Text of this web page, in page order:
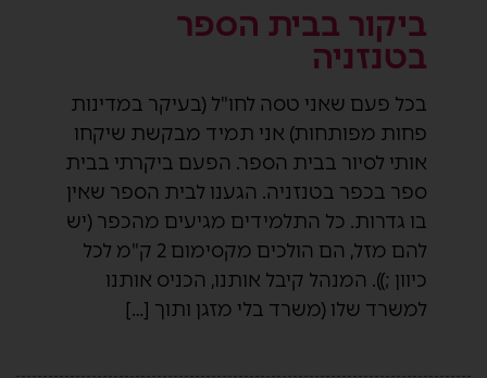
ביקור בבית הספר
בטנזניה
בכל פעם שאני טסה לחו"ל (בעיקר במדינות
פחות מפותחות) אני תמיד מבקשת שיקחו
אותי לסיור בבית הספר. הפעם ביקרתי בבית
ספר בכפר בטנזניה. הגענו לבית הספר שאין
בו גדרות. כל התלמידים מגיעים מהכפר (יש
להם מזל, הם הולכים מקסימום 2 ק"מ לכל
כיוון ;)). המנהל קיבל אותנו, הכניס אותנו
למשרד שלו (משרד בלי מזגן ותוך […]